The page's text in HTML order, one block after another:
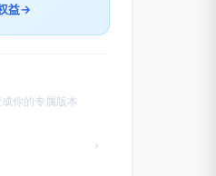
益→
你的专属版本
›